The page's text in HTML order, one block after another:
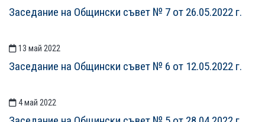
Заседание на Общински съвет № 7 от 26.05.2022 г.
13 май 2022
Заседание на Общински съвет № 6 от 12.05.2022 г.
4 май 2022